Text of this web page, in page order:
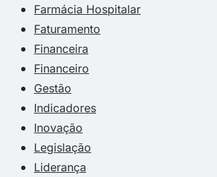
Farmácia Hospitalar
Faturamento
Financeira
Financeiro
Gestão
Indicadores
Inovação
Legislação
Liderança